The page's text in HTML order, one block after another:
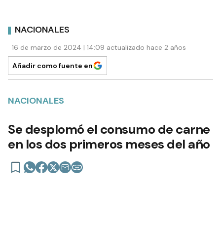
NACIONALES
16 de marzo de 2024 | 14:09 actualizado hace 2 años
Añadir como fuente en
NACIONALES
Se desplomó el consumo de carne
en los dos primeros meses del año